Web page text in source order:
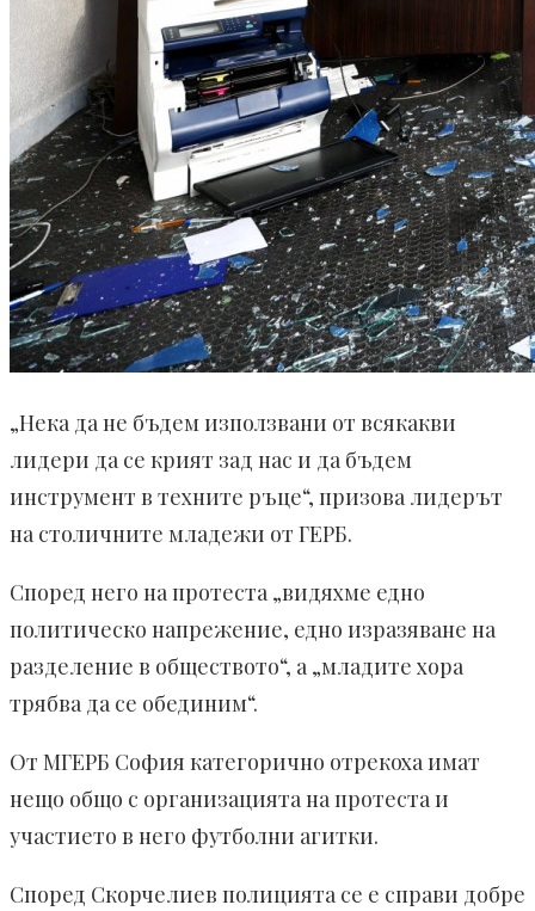
„Нека да не бъдем използвани от всякакви
лидери да се крият зад нас и да бъдем
инструмент в техните ръце“, призова лидерът
на столичните младежи от ГЕРБ.
Според него на протеста „видяхме едно
политическо напрежение, едно изразяване на
разделение в обществото“, а „младите хора
трябва да се обединим“.
От МГЕРБ София категорично отрекоха имат
нещо общо с организацията на протеста и
участието в него футболни агитки.
Според Скорчелиев полицията се е справи добре